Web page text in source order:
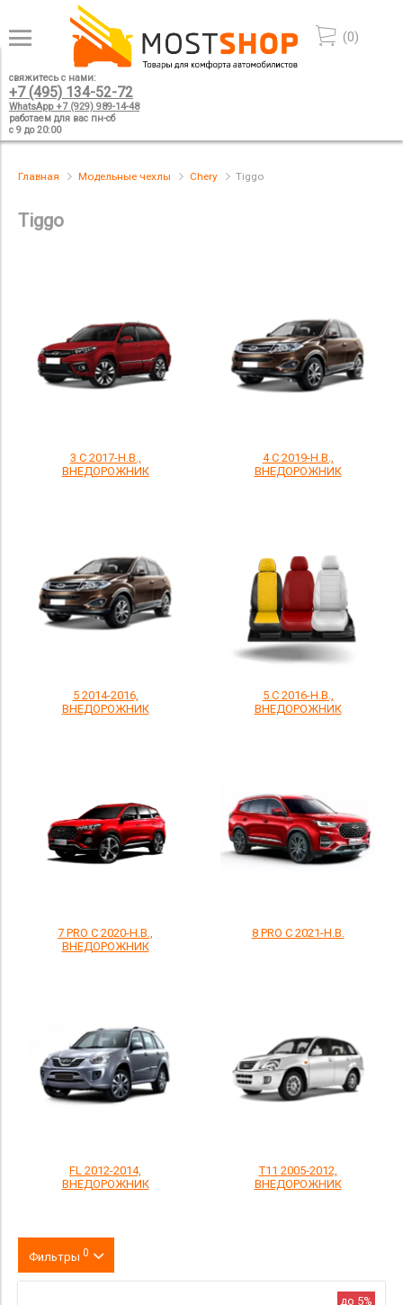
(0)
свяжитесь с нами:
+7 (495) 134-52-72
WhatsApp +7 (929) 989-14-48
работаем для вас пн-сб
с 9 до 20:00
Главная Модельные чехлы Chery Tiggo
Tiggo
3 С 2017-Н.В.,
ВНЕДОРОЖНИК
4 С 2019-Н.В.,
ВНЕДОРОЖНИК
5 2014-2016,
ВНЕДОРОЖНИК
5 С 2016-Н.В.,
ВНЕДОРОЖНИК
7 PRO С 2020-Н.В.,
ВНЕДОРОЖНИК
8 PRO С 2021-Н.В.
FL 2012-2014,
ВНЕДОРОЖНИК
Т11 2005-2012,
ВНЕДОРОЖНИК
Фильтры 0
до 5%